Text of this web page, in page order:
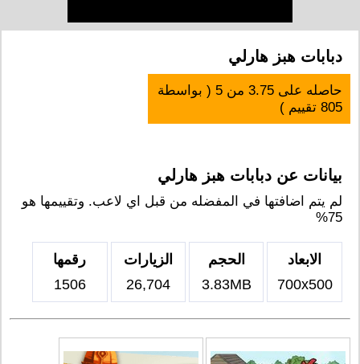
دبابات هبز هارلي
حاصله على3.75 من5 ( بواسطة
805 تقييم )
بيانات عن دبابات هبز هارلي
لم يتم اضافتها في المفضله من قبل اي لاعب. وتقييمها هو
75%
الابعاد
700x500
الحجم
3.83MB
الزيارات
26,704
رقمها
1506